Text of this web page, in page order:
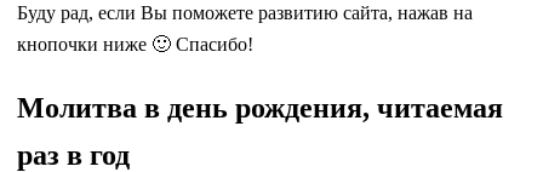
Буду рад, если Вы поможете развитию сайта, нажав на
кнопочки ниже 🙂 Спасибо!
Молитва в день рождения, читаемая
раз в год